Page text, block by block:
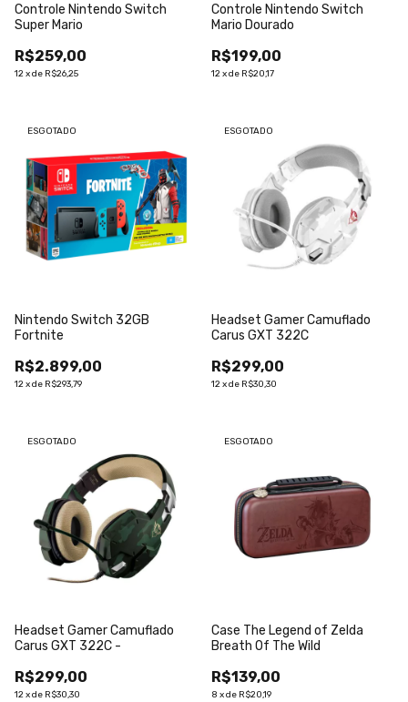
Controle Nintendo Switch
Super Mario
R$259,00
12xde R$26,25
Controle Nintendo Switch
Mario Dourado
R$199,00
12xde R$20,17
ESGOTADO
Nintendo Switch 32GB
Fortnite
R$2.899,00
12xde R$293,79
ESGOTADO
Headset Gamer Camuflado
Carus GXT 322C
R$299,00
12xde R$30,30
ESGOTADO
Headset Gamer Camuflado
Carus GXT 322C -
R$299,00
12xde R$30,30
ESGOTADO
Case The Legend of Zelda
Breath Of The Wild
R$139,00
8 xde R$20,19